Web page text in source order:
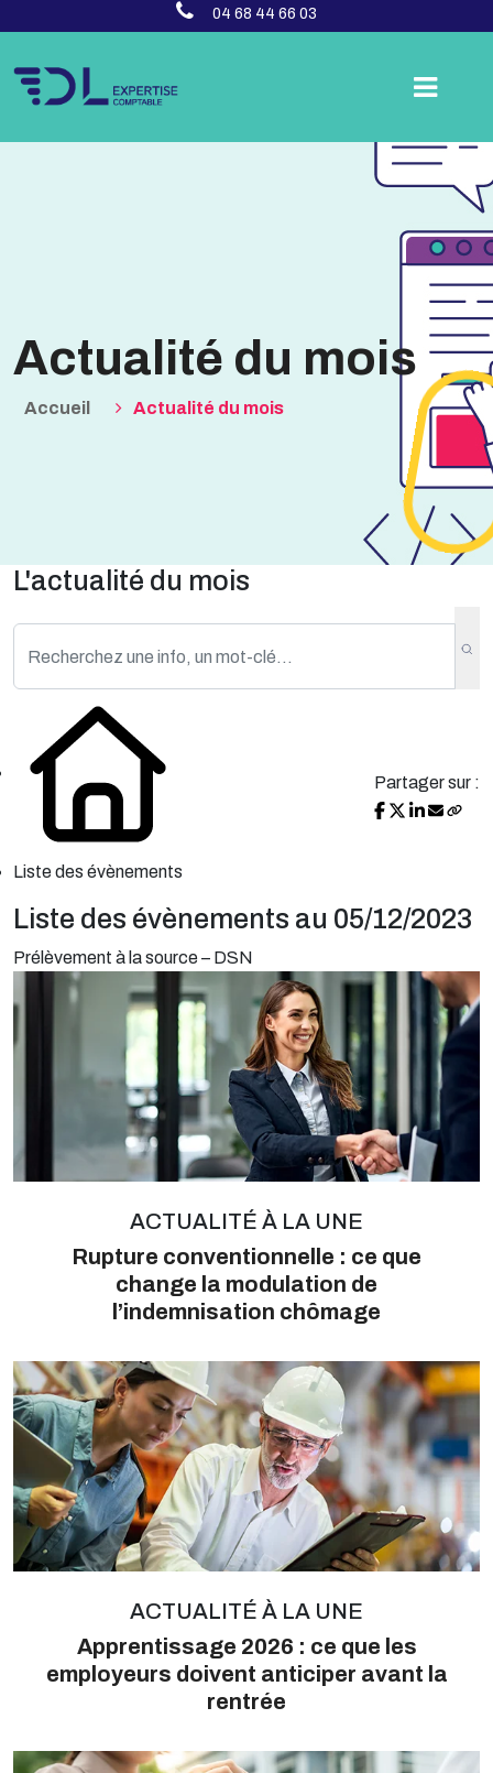
04 68 44 66 03
Actualité du mois
Accueil Actualité du mois
L'actualité du mois
Liste des évènements
Partager sur :
Liste des évènements au 05/12/2023
Prélèvement à la source – DSN
ACTUALITÉ À LA UNE
Rupture conventionnelle : ce que
change la modulation de
l’indemnisation chômage
ACTUALITÉ À LA UNE
Apprentissage 2026 : ce que les
employeurs doivent anticiper avant la
rentrée